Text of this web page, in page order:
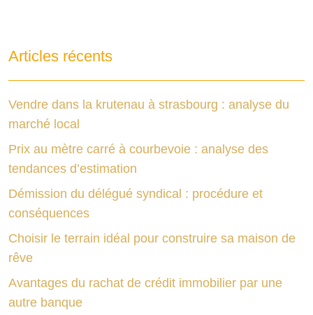
Articles récents
Vendre dans la krutenau à strasbourg : analyse du
marché local
Prix au mètre carré à courbevoie : analyse des
tendances d’estimation
Démission du délégué syndical : procédure et
conséquences
Choisir le terrain idéal pour construire sa maison de
rêve
Avantages du rachat de crédit immobilier par une
autre banque